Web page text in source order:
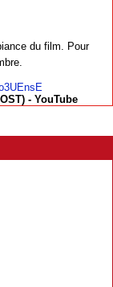
du film. Pour
- YouTube